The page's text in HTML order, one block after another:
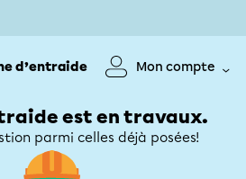
d’entraide Mon compte
est en travaux.
parmi celles déjà posées!